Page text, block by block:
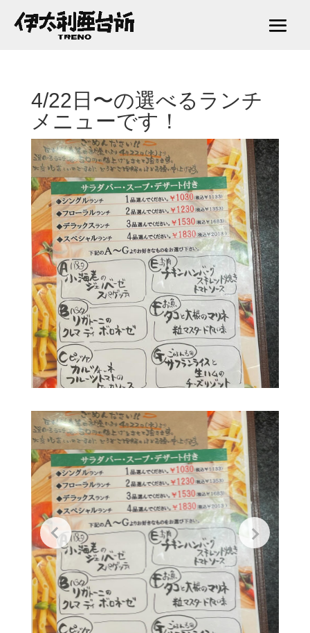
4/22日〜の選べるランチ
メニューです！